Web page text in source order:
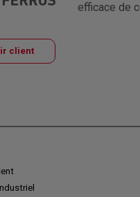
client
efficace de